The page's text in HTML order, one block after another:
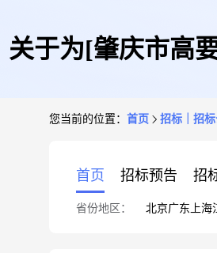
关于为[肇庆市高
您当前的位置： 首页 招标｜招
首页 招标预告 招
省份地区： 北京广东 上海